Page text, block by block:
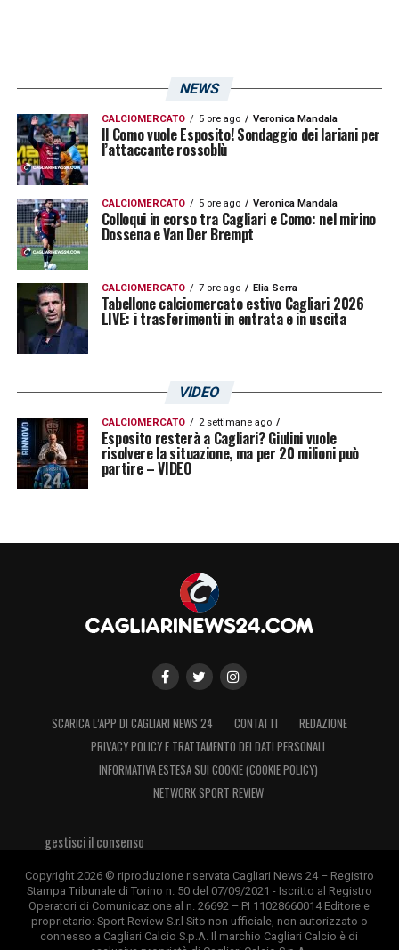
NEWS
CALCIOMERCATO 5 ore ago Veronica Mandala
Il Como vuole Esposito! Sondaggio dei lariani per
l’attaccante rossoblù
CALCIOMERCATO 5 ore ago Veronica Mandala
Colloqui in corso tra Cagliari e Como: nel mirino
Dossena e Van Der Brempt
CALCIOMERCATO 7 ore ago Elia Serra
Tabellone calciomercato estivo Cagliari 2026
LIVE: i trasferimenti in entrata e in uscita
VIDEO
CALCIOMERCATO 2 settimane ago
Esposito resterà a Cagliari? Giulini vuole
risolvere la situazione, ma per 20 milioni può
partire – VIDEO
SCARICA L’APP DI CAGLIARI NEWS 24 CONTATTI
REDAZIONE
PRIVACY POLICY E TRATTAMENTO DEI DATI PERSONALI
INFORMATIVA ESTESA SUI COOKIE (COOKIE POLICY)
NETWORK SPORT REVIEW
gestisci il consenso
Copyright 2026 © riproduzione riservata Cagliari News 24 – Registro
Stampa Tribunale di Torino n. 50 del 07/09/2021 - Iscritto al Registro
Operatori di Comunicazione al n. 26692 – PI 11028660014 Editore e
proprietario: Sport Review S.r.l Sito non ufficiale, non autorizzato o
connesso a Cagliari Calcio S.p.A. Il marchio Cagliari Calcio è di